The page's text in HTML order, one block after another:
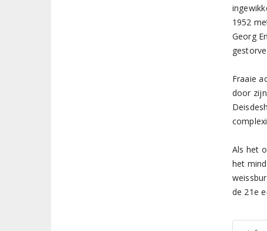
1952
Georg
Fraaie
door
Als het
het
de 21e